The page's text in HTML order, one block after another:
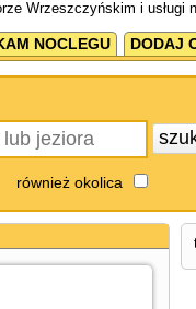
Wrzeszczyńskim i
NOCLEGU DODAJ
również okolica